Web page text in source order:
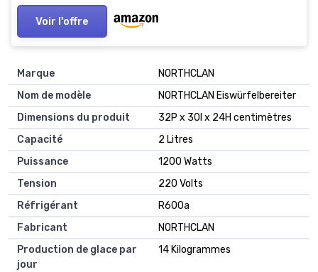
Voir l'offre
Marque
NORTHCLAN
Nom de modèle
NORTHCLAN Eiswürfelbereiter
Dimensions du produit
32P x 30l x 24H centimètres
Capacité
2 Litres
Puissance
1200 Watts
Tension
220 Volts
Réfrigérant
R600a
Fabricant
NORTHCLAN
Production de glace par
jour
14 Kilogrammes